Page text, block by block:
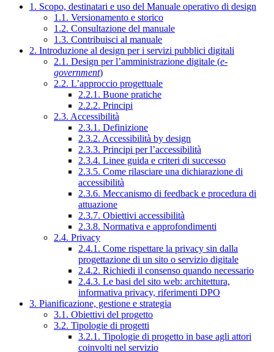
1. Scopo, destinatari e uso del Manuale operativo di design
1.1. Versionamento e storico
1.2. Consultazione del manuale
1.3. Contribuisci al manuale
2. Introduzione al design per i servizi pubblici digitali
2.1. Design per l’amministrazione digitale (e-
government)
2.2. L’approccio progettuale
2.2.1. Buone pratiche
2.2.2. Principi
2.3. Accessibilità
2.3.1. Definizione
2.3.2. Accessibilità by design
2.3.3. Principi per l’accessibilità
2.3.4. Linee guida e criteri di successo
2.3.5. Come rilasciare una dichiarazione di
accessibilità
2.3.6. Meccanismo di feedback e procedura di
attuazione
2.3.7. Obiettivi accessibilità
2.3.8. Normativa e approfondimenti
2.4. Privacy
2.4.1. Come rispettare la privacy sin dalla
progettazione di un sito o servizio digitale
2.4.2. Richiedi il consenso quando necessario
2.4.3. Le basi del sito web: architettura,
informativa privacy, riferimenti DPO
3. Pianificazione, gestione e strategia
3.1. Obiettivi del progetto
3.2. Tipologie di progetti
3.2.1. Tipologie di progetto in base agli attori
coinvolti nel servizio